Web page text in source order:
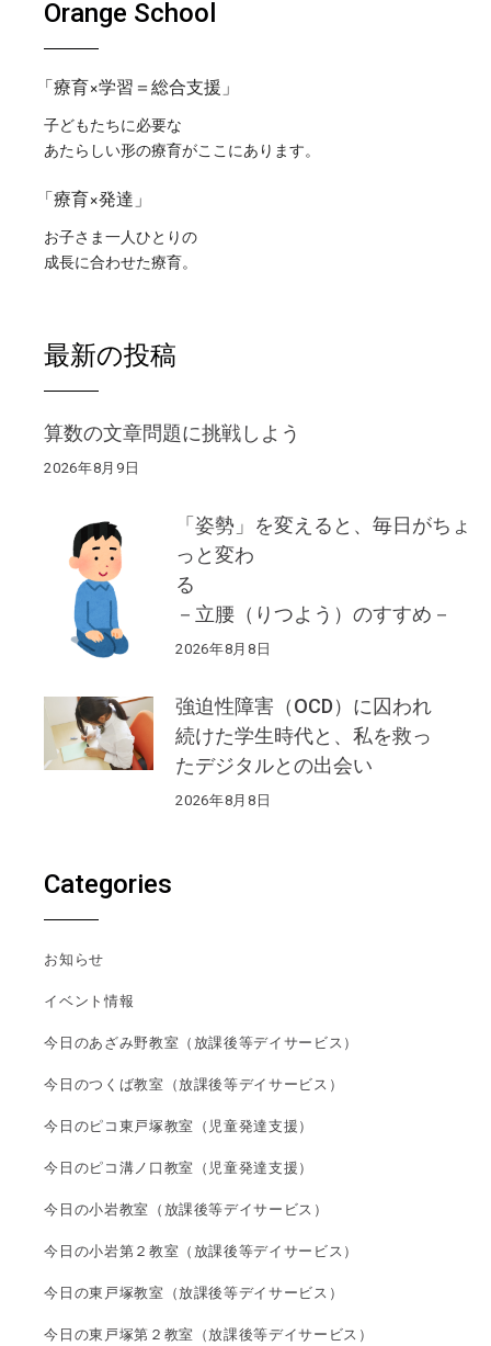
Orange School
「療育×学習＝総合支援」
子どもたちに必要な
あたらしい形の療育がここにあります。
「療育×発達」
お子さま一人ひとりの
成長に合わせた療育。
最新の投稿
算数の文章問題に挑戦しよう
2026年8月9日
「姿勢」を変えると、毎日がちょ
っと変わ
る
－立腰（りつよう）のすすめ－
2026年8月8日
強迫性障害（OCD）に囚われ
続けた学生時代と、私を救っ
たデジタルとの出会い
2026年8月8日
Categories
お知らせ
イベント情報
今日のあざみ野教室（放課後等デイサービス）
今日のつくば教室（放課後等デイサービス）
今日のピコ東戸塚教室（児童発達支援）
今日のピコ溝ノ口教室（児童発達支援）
今日の小岩教室（放課後等デイサービス）
今日の小岩第２教室（放課後等デイサービス）
今日の東戸塚教室（放課後等デイサービス）
今日の東戸塚第２教室（放課後等デイサービス）